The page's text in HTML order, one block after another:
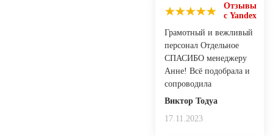
Отзывы
с Yandex
Грамотный и вежливый
персонал Отдельное
СПАСИБО менеджеру
Анне! Всё подобрала и
сопроводила
Виктор Тодуа
17.11.2023